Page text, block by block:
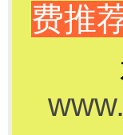
费推